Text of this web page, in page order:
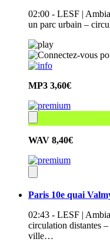
02:00 - LESF |
un parc urbain –
MP3 3,60€
WAV 8,40€
Paris 10e quai
02:43 - LESF |
circulation distantes
ville…